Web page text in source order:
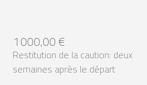
1 000,00 €
Restitution de la caution: deux
semaines après le départ